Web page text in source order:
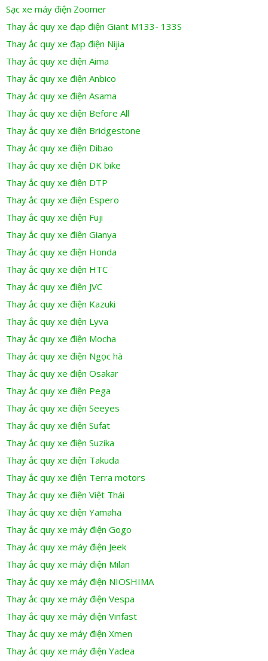
Sạc xe máy điện Zoomer
Thay ắc quy xe đạp điện Giant M133- 133S
Thay ắc quy xe đạp điện Nijia
Thay ắc quy xe điện Aima
Thay ắc quy xe điện Anbico
Thay ắc quy xe điện Asama
Thay ắc quy xe điện Before All
Thay ắc quy xe điện Bridgestone
Thay ắc quy xe điện Dibao
Thay ắc quy xe điện DK bike
Thay ắc quy xe điện DTP
Thay ắc quy xe điện Espero
Thay ắc quy xe điện Fuji
Thay ắc quy xe điện Gianya
Thay ắc quy xe điện Honda
Thay ắc quy xe điện HTC
Thay ắc quy xe điện JVC
Thay ắc quy xe điện Kazuki
Thay ắc quy xe điện Lyva
Thay ắc quy xe điện Mocha
Thay ắc quy xe điện Ngọc hà
Thay ắc quy xe điện Osakar
Thay ắc quy xe điện Pega
Thay ắc quy xe điện Seeyes
Thay ắc quy xe điện Sufat
Thay ắc quy xe điện Suzika
Thay ắc quy xe điện Takuda
Thay ắc quy xe điện Terra motors
Thay ắc quy xe điện Việt Thái
Thay ắc quy xe điện Yamaha
Thay ắc quy xe máy điện Gogo
Thay ắc quy xe máy điện Jeek
Thay ắc quy xe máy điện Milan
Thay ắc quy xe máy điện NIOSHIMA
Thay ắc quy xe máy điện Vespa
Thay ắc quy xe máy điện Vinfast
Thay ắc quy xe máy điện Xmen
Thay ắc quy xe máy điện Yadea